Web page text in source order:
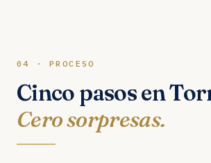
04 · PROCESO
Cinco pasos en
Cero sorpresas.